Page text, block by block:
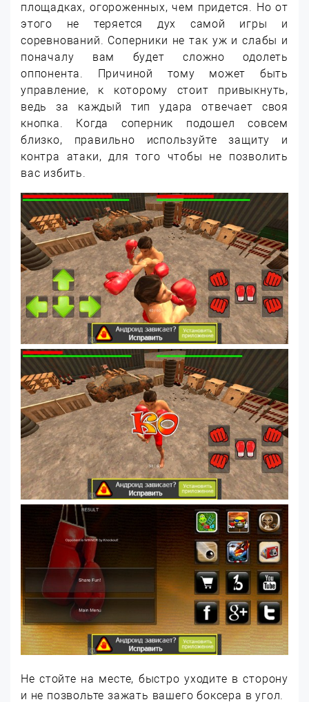
площадках, огороженных, чем придется. Но от
этого не теряется дух самой игры и
соревнований. Соперники не так уж и слабы и
поначалу вам будет сложно одолеть
оппонента. Причиной тому может быть
управление, к которому стоит привыкнуть,
ведь за каждый тип удара отвечает своя
кнопка. Когда соперник подошел совсем
близко, правильно используйте защиту и
контра атаки, для того чтобы не позволить
вас избить.
Не стойте на месте, быстро уходите в сторону
и не позвольте зажать вашего боксера в угол.